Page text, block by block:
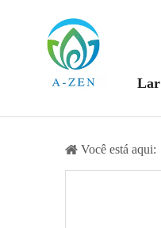
Lar
Você está aqui: